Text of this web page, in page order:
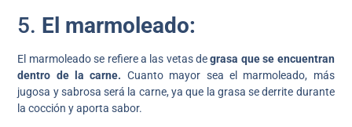
5. El marmoleado:
El marmoleado se refiere a las vetas degrasa que se encuentran
dentro de la carne. Cuanto mayor sea el marmoleado, más
jugosa y sabrosa será la carne, ya que la grasa se derrite durante
la cocción y aporta sabor.